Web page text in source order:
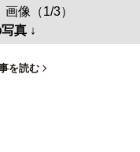
像（1/3）
真 ↓
を読む